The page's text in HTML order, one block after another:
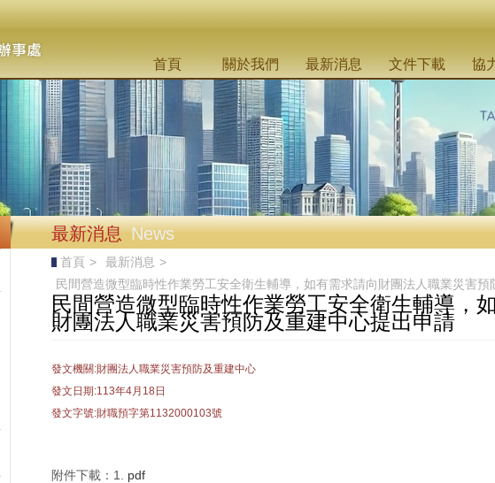
首頁 關於我們 最新消息 文件下載 協
最新消息 News
首頁 > 最新消息 >
民間營造微型臨時性作業勞工安全衛生輔導，如有需求請向財團法人職業災害預
民間營造微型臨時性作業勞工安全衛生輔導，
財團法人職業災害預防及重建中心提出申請
發文機關:財團法人職業災害預防及重建中心
發文日期:113年4月18日
發文字號:財職預字第1132000103號
附件下載：1. pdf